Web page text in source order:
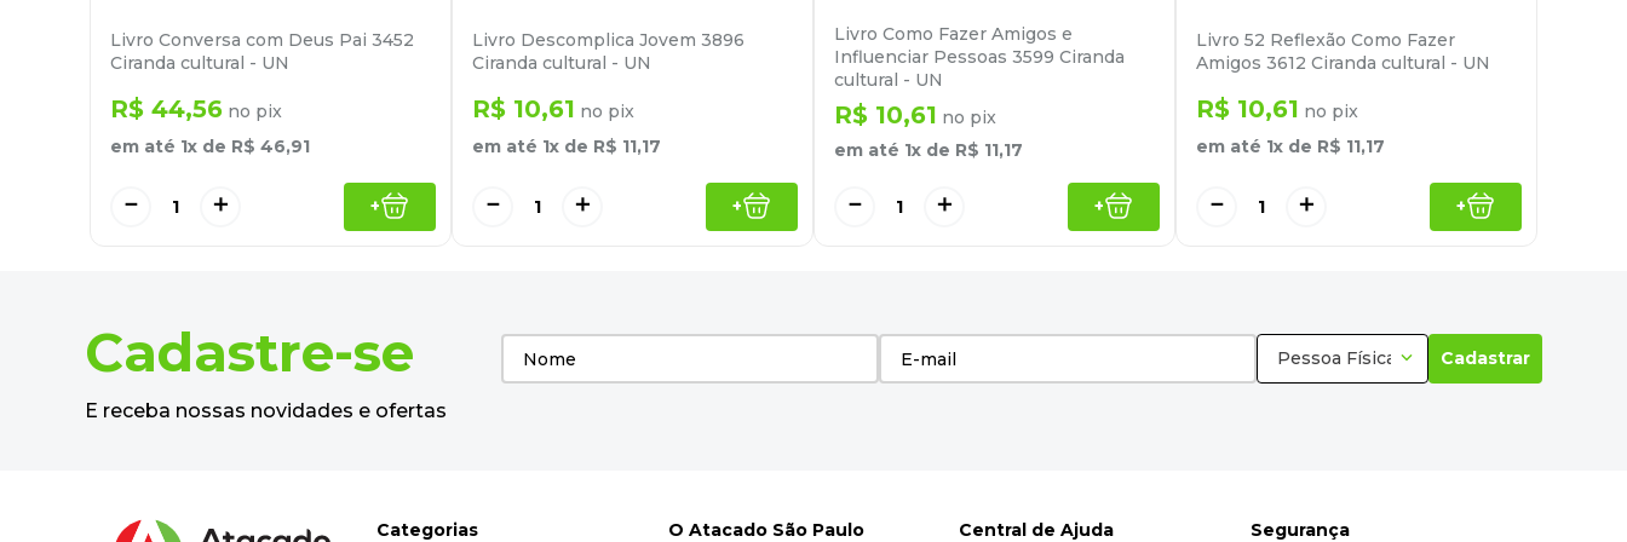
Livro Conversa com Deus Pai 3452
Ciranda cultural - UN
R$ 44,56 no pix
em até 1x de R$ 46,91
＋
－ +
Livro Descomplica Jovem 3896
Ciranda cultural - UN
R$ 10,61 no pix
em até 1x de R$ 11,17
＋
－ +
Livro Como Fazer Amigos e
Influenciar Pessoas 3599 Ciranda
cultural - UN
R$ 10,61 no pix
em até 1x de R$ 11,17
＋
－ +
Livro 52 Reflexão Como Fazer
Amigos 3612 Ciranda cultural - UN
R$ 10,61 no pix
em até 1x de R$ 11,17
＋
－ +
Cadastre-se
E receba nossas novidades e ofertas
Pessoa Física Cadastrar
Categorias O Atacado São Paulo Central de Ajuda Segurança